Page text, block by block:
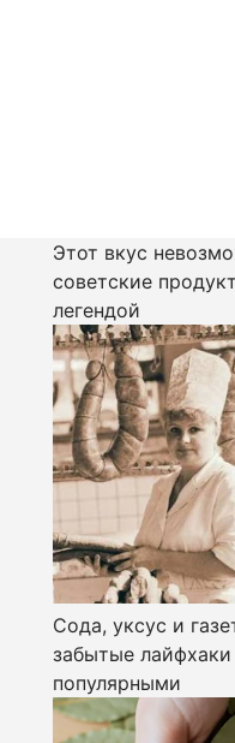
Этот вкус
советские
легендой
Сода, уксус и
забытые лайфхаки
популярными